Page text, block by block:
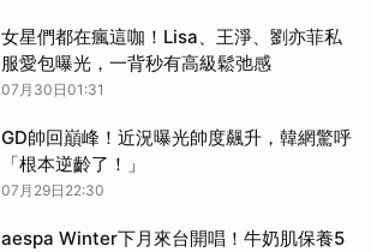
女星們都在瘋這咖！Lisa、王淨、劉亦菲私
服愛包曝光，一背秒有高級鬆弛感
07月30日01:31
GD帥回巔峰！近況曝光帥度飆升，韓網驚呼
「根本逆齡了！」
07月29日22:30
aespa Winter下月來台開唱！牛奶肌保養5